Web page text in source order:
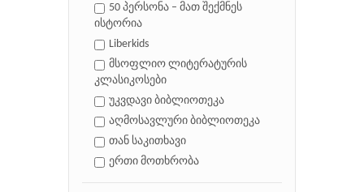
50 პერსონა – მათ შექმნეს
ისტორია
Liberkids
მსოფლიო ლიტერატურის
კლასიკოსები
უკვდავი ბიბლიოთეკა
აღმოსავლური ბიბლიოთეკა
თან საკითხავი
ერთი მოთხრობა